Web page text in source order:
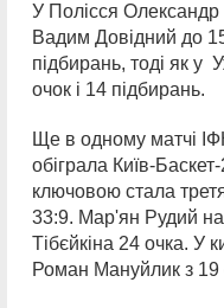
У Полісся
Вадим Довідний до
підбирань, тоді як у
очок і 14 підбирань.
Ще в одному матчі
обіграла Київ-
ключовою стала
33:9. Мар'ян Рудий
Тібєйкіна 24 очка. У
Роман Мануйлик з 19